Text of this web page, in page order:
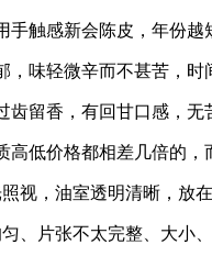
手触感新会陈皮，年份
，味轻微辛而不甚苦，时
齿留香，有回甘口感，无
高低价格都相差几倍的
视，油室透明清晰，放
、片张不太完整、大小